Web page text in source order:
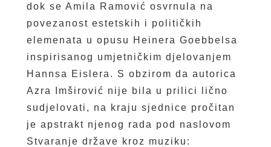
dok se Amila Ramović osvrnula na
povezanost estetskih i političkih
elemenata u opusu Heinera Goebbelsa
inspirisanog umjetničkim djelovanjem
Hannsa Eislera. S obzirom da autorica
Azra Imširović nije bila u prilici lično
sudjelovati, na kraju sjednice pročitan
je apstrakt njenog rada pod naslovom
Stvaranje države kroz muziku: